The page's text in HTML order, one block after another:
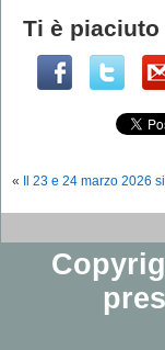
Ti è
«
Il 23 e 24 marzo 2026